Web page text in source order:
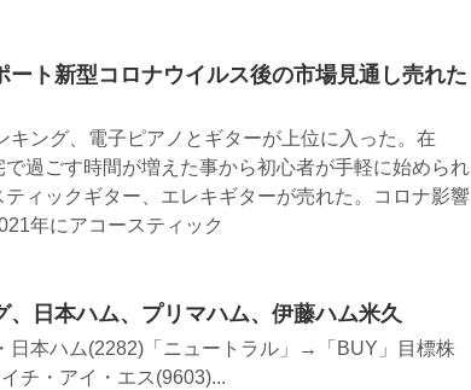
ート新型コロナウイルス後の市場見通し売れた
キング、電子ピアノとギターが上位に入った。在
過ごす時間が増えた事から初心者が手軽に始められ
ィックギター、エレキギターが売れた。コロナ影響
年にアコースティック
、日本ハム、プリマハム、伊藤ハム米久
日本ハム(2282)「ニュートラル」→「BUY」目標株
チ・アイ・エス(9603)...